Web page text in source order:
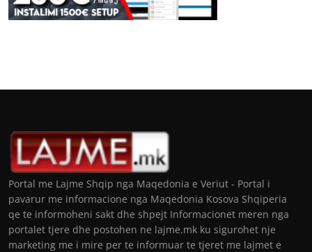
Portal me Lajme Shqip nga Maqedonia e Veriut - Portal i
pavarur me informacione nga Maqedonia Kosova Shqiperia
qe te informoheni sakt dhe shpejt Informacionet meren nga
portalet tjere dhe postohen ne lajme.mk ku sigurohet nje
marketing me i mire per te informuar te tjeret me lajmet e